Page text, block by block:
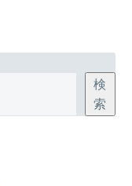
検
索